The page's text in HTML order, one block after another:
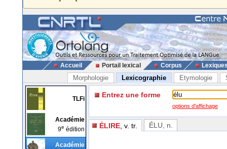
Accueil Portail lexical Corpus
Morphologie Lexicographie Etymologie
TLFi
Académie
9e édition
Académie
Entrez une forme
options d'affichage
ÉLIRE , v. tr. ÉLU , n.